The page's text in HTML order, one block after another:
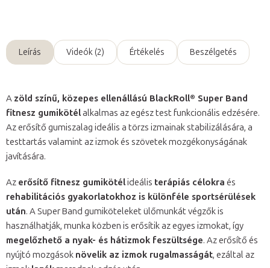
Leírás Videók (2) Értékelés Beszélgetés
A zöld színű, közepes ellenállású BlackRoll® Super Band
fitnesz gumikötélalkalmas az egész test funkcionális edzésére.
Az erősítő gumiszalag ideális a törzs izmainak stabilizálására, a
testtartás valamint az izmok és szövetek mozgékonyságának
javítására.
Az erősítő fitnesz gumikötélideális terápiás célokra és
rehabilitációs gyakorlatokhoz is különféle sportsérülések
után. A Super Band gumiköteleket ülőmunkát végzők is
használhatják, munka közben is erősítik az egyes izmokat, így
megelőzhető a nyak- és hátizmok feszültsége. Az erősítő és
nyújtó mozgások növelik az izmok rugalmasságát, ezáltal az